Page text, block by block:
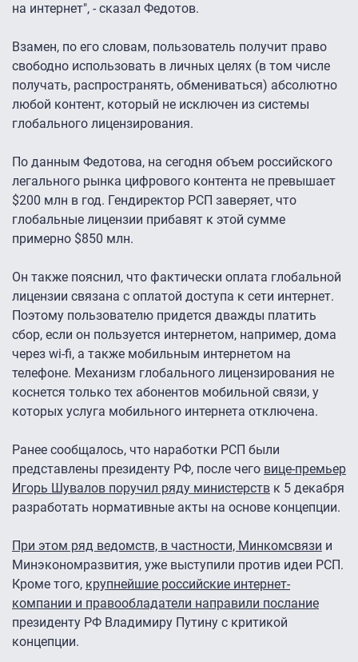
на интернет", - сказал Федотов.
Взамен, по его словам, пользователь получит право
свободно использовать в личных целях (в том числе
получать, распространять, обмениваться) абсолютно
любой контент, который не исключен из системы
глобального лицензирования.
По данным Федотова, на сегодня объем российского
легального рынка цифрового контента не превышает
$200 млн в год. Гендиректор РСП заверяет, что
глобальные лицензии прибавят к этой сумме
примерно $850 млн.
Он также пояснил, что фактически оплата глобальной
лицензии связана с оплатой доступа к сети интернет.
Поэтому пользователю придется дважды платить
сбор, если он пользуется интернетом, например, дома
через wi-fi, а также мобильным интернетом на
телефоне. Механизм глобального лицензирования не
коснется только тех абонентов мобильной связи, у
которых услуга мобильного интернета отключена.
Ранее сообщалось, что наработки РСП были
представлены президенту РФ, после чего вице-премьер
Игорь Шувалов поручил ряду министерств к 5 декабря
разработать нормативные акты на основе концепции.
При этом ряд ведомств, в частности, Минкомсвязи и
Минэкономразвития, уже выступили против идеи РСП.
Кроме того, крупнейшие российские интернет-
компании и правообладатели направили послание
президенту РФ Владимиру Путину с критикой
концепции.